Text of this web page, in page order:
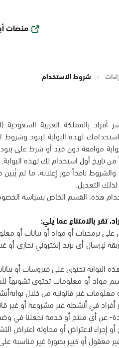
منصات
شروط الاستخدام
أفراد بالمملكة العربية
لهذه البوابة لبنود وشروط
موافقة دون قيد أو شرط على
تاريخ أول استخدام لك لهذه البوابة.
نافذاً فور إعلانه، ما لم
التعديل.
هذه، القسم الخاص بسياسة
تقر بالامتناع عما يلي:
برمجيات أو مواد أو بيانات أو
لإرسال أي بريد إلكتروني تجاري
البوابة تحتوى على فيروسات أو
مواد أو معلومات تحتوي تشويهاً
غير قانونية من خلال
أفراد في أنشطة غير مشروعة أو غير
عن أي منتج أو خدمة تجعلنا
إجراء لاعتراض أو محاولة اعتراض
معقول أو كبير بصورة غير مناسبة على